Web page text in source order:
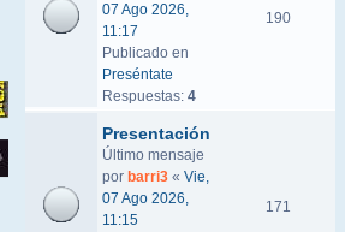
07 Ago 2026,
11:17
Publicado en
Preséntate
Respuestas: 4
190
Presentación
Último mensaje
por barri3 « Vie,
07 Ago 2026,
11:15
171